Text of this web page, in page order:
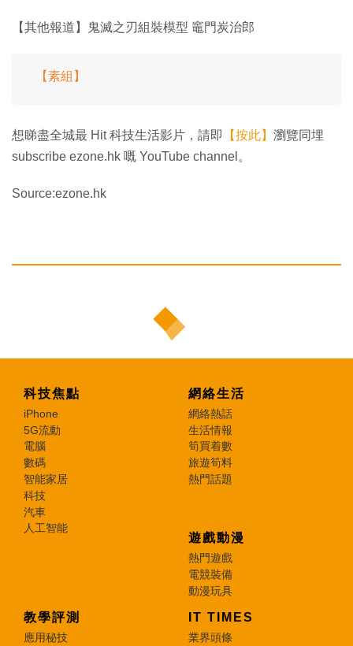
【其他報道】鬼滅之刃組裝模型 竈門炭治郎
【素組】
想睇盡全城最 Hit 科技生活影片，請即 【按此】 瀏覽同埋
subscribe ezone.hk 嘅 YouTube channel。
Source:ezone.hk
科技焦點
iPhone
5G流動
電腦
數碼
智能家居
科技
汽車
人工智能
網絡生活
網絡熱話
生活情報
筍買着數
旅遊筍料
熱門話題
遊戲動漫
熱門遊戲
電競裝備
動漫玩具
教學評測
應用秘技
IT TIMES
業界頭條